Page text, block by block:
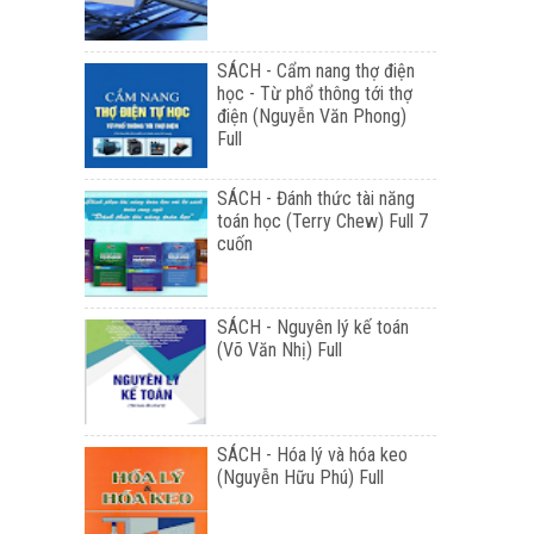
SÁCH - Cẩm nang thợ điện
học - Từ phổ thông tới thợ
điện (Nguyễn Văn Phong)
Full
SÁCH - Đánh thức tài năng
toán học (Terry Chew) Full 7
cuốn
SÁCH - Nguyên lý kế toán
(Võ Văn Nhị) Full
SÁCH - Hóa lý và hóa keo
(Nguyễn Hữu Phú) Full